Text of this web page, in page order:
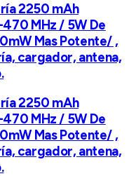
2250 mAh
MHz / 5W De
Mas Potente/ ,
cargador, antena,
2250 mAh
MHz / 5W De
Mas Potente/ ,
cargador, antena,